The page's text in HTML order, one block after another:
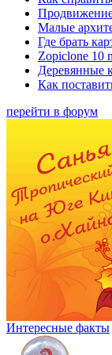
Малые
Где брать
Zopiclone 10
Деревянные
Как
перейти в форум
Интересные факты